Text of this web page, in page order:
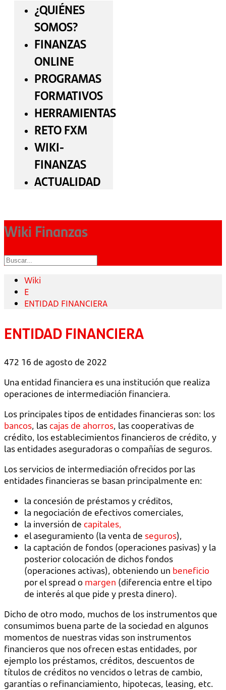
¿QUIÉNES
SOMOS?
FINANZAS
ONLINE
PROGRAMAS
FORMATIVOS
HERRAMIENTAS
RETO FXM
WIKI-
FINANZAS
ACTUALIDAD
Wiki Finanzas
Wiki
E
ENTIDAD FINANCIERA
ENTIDAD FINANCIERA
472 16 de agosto de 2022
Una entidad financiera es una institución que realiza
operaciones de intermediación financiera.
Los principales tipos de entidades financieras son: los
bancos, lascajas de ahorros, las cooperativas de
crédito, los establecimientos financieros de crédito, y
las entidades aseguradoras o compañías de seguros.
Los servicios de intermediación ofrecidos por las
entidades financieras se basan principalmente en:
la concesión de préstamos y créditos,
la negociación de efectivos comerciales,
la inversión de capitales,
el aseguramiento (la venta de seguros),
la captación de fondos (operaciones pasivas) y la
posterior colocación de dichos fondos
(operaciones activas), obteniendo un beneficio
por el spread o margen (diferencia entre el tipo
de interés al que pide y presta dinero).
Dicho de otro modo, muchos de los instrumentos que
consumimos buena parte de la sociedad en algunos
momentos de nuestras vidas son instrumentos
financieros que nos ofrecen estas entidades, por
ejemplo los préstamos, créditos, descuentos de
títulos de créditos no vencidos o letras de cambio,
garantías o refinanciamiento, hipotecas, leasing, etc.